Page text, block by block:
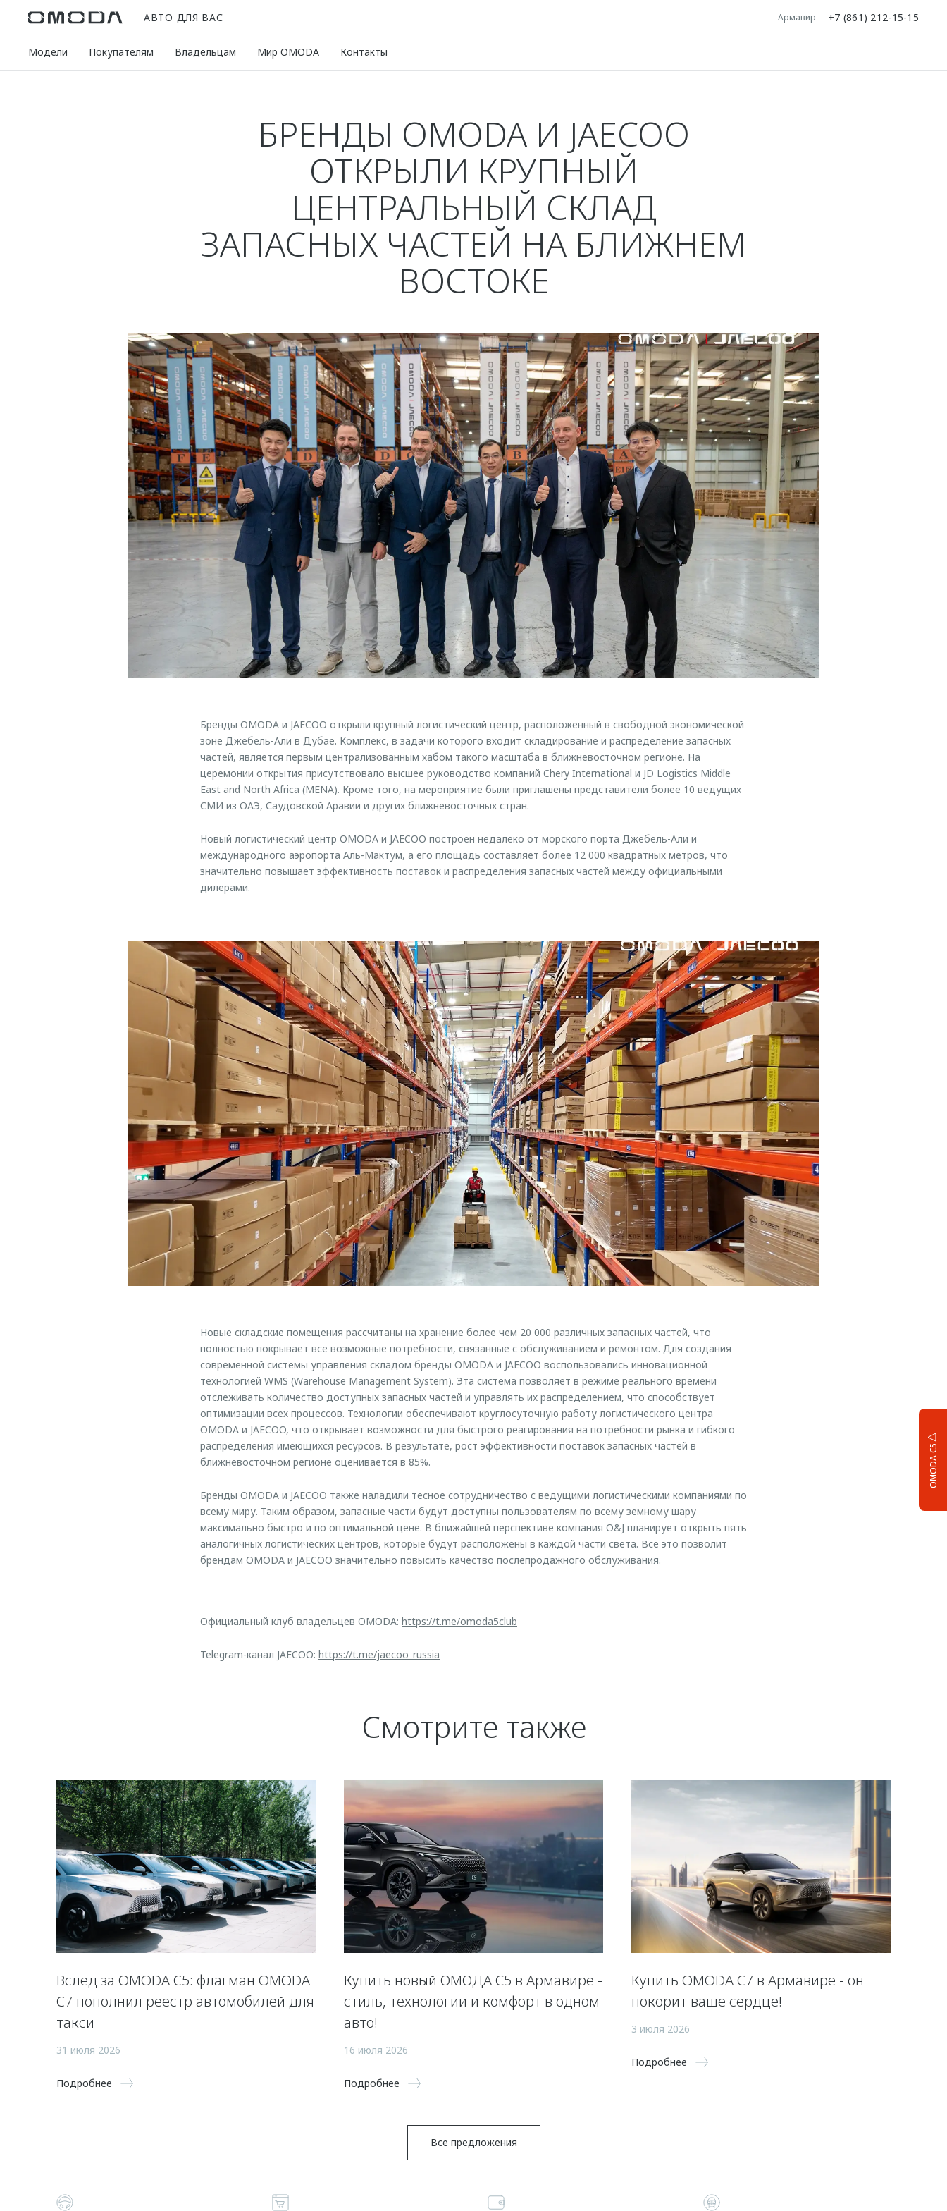
АВТО ДЛЯ ВАС Армавир +7 (861) 212-15-15
Модели Покупателям Владельцам Мир OMODA Контакты
OMODA C5
БРЕНДЫ OMODA И JAECOO
ОТКРЫЛИ КРУПНЫЙ
ЦЕНТРАЛЬНЫЙ СКЛАД
ЗАПАСНЫХ ЧАСТЕЙ НА БЛИЖНЕМ
ВОСТОКЕ
Бренды OMODA и JAECOO открыли крупный логистический центр, расположенный в свободной экономической
зоне Джебель-Али в Дубае. Комплекс, в задачи которого входит складирование и распределение запасных
частей, является первым централизованным хабом такого масштаба в ближневосточном регионе. На
церемонии открытия присутствовало высшее руководство компаний Chery International и JD Logistics Middle
East and North Africa (MENA). Кроме того, на мероприятие были приглашены представители более 10 ведущих
СМИ из ОАЭ, Саудовской Аравии и других ближневосточных стран.
Новый логистический центр OMODA и JAECOO построен недалеко от морского порта Джебель-Али и
международного аэропорта Аль-Мактум, а его площадь составляет более 12 000 квадратных метров, что
значительно повышает эффективность поставок и распределения запасных частей между официальными
дилерами.
Новые складские помещения рассчитаны на хранение более чем 20 000 различных запасных частей, что
полностью покрывает все возможные потребности, связанные с обслуживанием и ремонтом. Для создания
современной системы управления складом бренды OMODA и JAECOO воспользовались инновационной
технологией WMS (Warehouse Management System). Эта система позволяет в режиме реального времени
отслеживать количество доступных запасных частей и управлять их распределением, что способствует
оптимизации всех процессов. Технологии обеспечивают круглосуточную работу логистического центра
OMODA и JAECOO, что открывает возможности для быстрого реагирования на потребности рынка и гибкого
распределения имеющихся ресурсов. В результате, рост эффективности поставок запасных частей в
ближневосточном регионе оценивается в 85%.
Бренды OMODA и JAECOO также наладили тесное сотрудничество с ведущими логистическими компаниями по
всему миру. Таким образом, запасные части будут доступны пользователям по всему земному шару
максимально быстро и по оптимальной цене. В ближайшей перспективе компания O&J планирует открыть пять
аналогичных логистических центров, которые будут расположены в каждой части света. Все это позволит
брендам OMODA и JAECOO значительно повысить качество послепродажного обслуживания.
Официальный клуб владельцев OMODA: https://t.me/omoda5club
Telegram-канал JAECOO: https://t.me/jaecoo_russia
Смотрите также
Вслед за OMODA C5: флагман OMODA
C7 пополнил реестр автомобилей для
такси
31 июля 2026
Подробнее
Купить новый ОМОДА С5 в Армавире -
стиль, технологии и комфорт в одном
авто!
16 июля 2026
Подробнее
Купить OMODA C7 в Армавире - он
покорит ваше сердце!
3 июля 2026
Подробнее
Все предложения